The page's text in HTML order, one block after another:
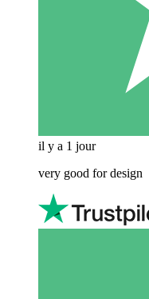
il y a 1 jour
very good for design